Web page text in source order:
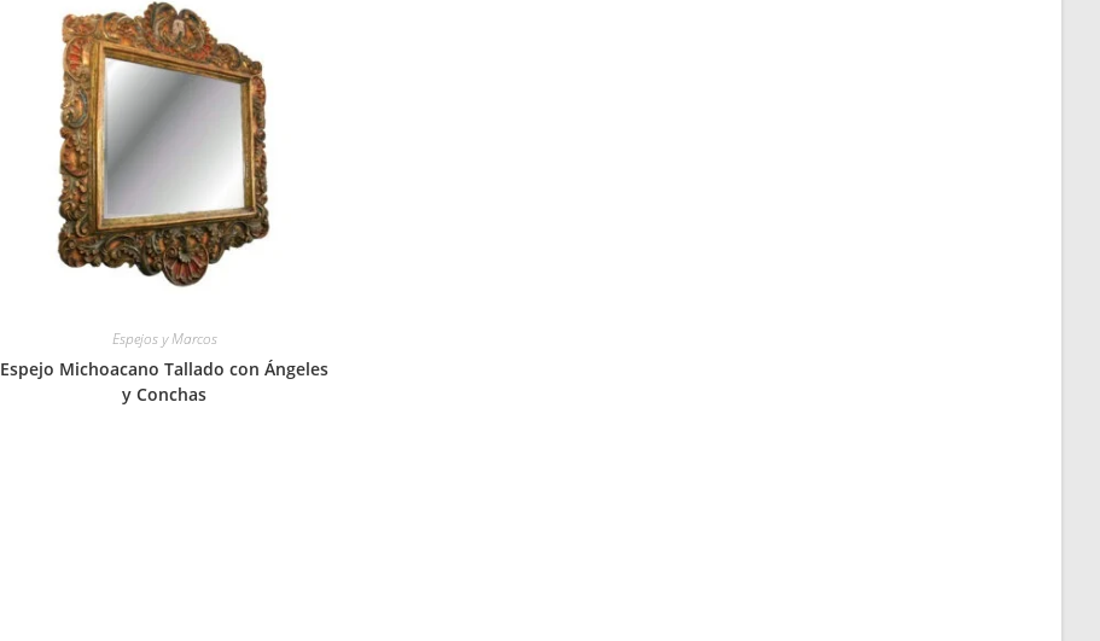
Espejos y Marcos
Espejo Michoacano Tallado con Ángeles
y Conchas